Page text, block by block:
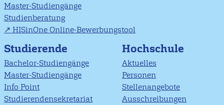
Master-Studiengänge
Studienberatung
HISinOne Online-Bewerbungstool
Studierende
Bachelor-Studiengänge
Master-Studiengänge
Info Point
Studierendensekretariat
Hochschule
Aktuelles
Personen
Stellenangebote
Ausschreibungen